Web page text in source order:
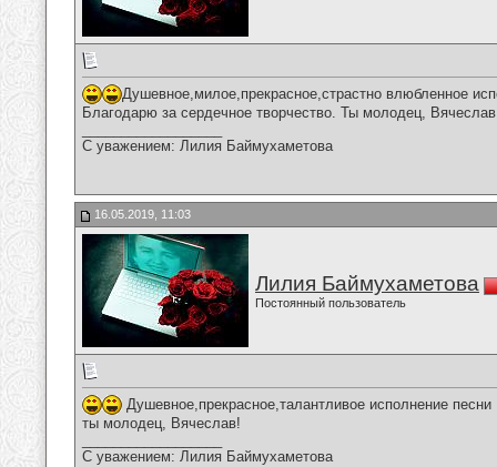
Душевное,милое,прекрасное,страстно влюбленное
Благодарю за сердечное творчество. Ты молодец,
С уважением: Лилия Баймухаметова
16.05.2019, 11:03
Лилия Баймухаметова
Постоянный пользователь
Душевное,прекрасное,талантливое исполнение
ты молодец, Вячеслав!
С уважением: Лилия Баймухаметова